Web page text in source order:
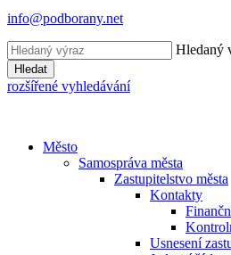
info@podborany.net
Hledaný
Hledat
rozšířené vyhledávání
Město
Samospráva města
Zastupitelstvo města
Kontakty
Usnesení